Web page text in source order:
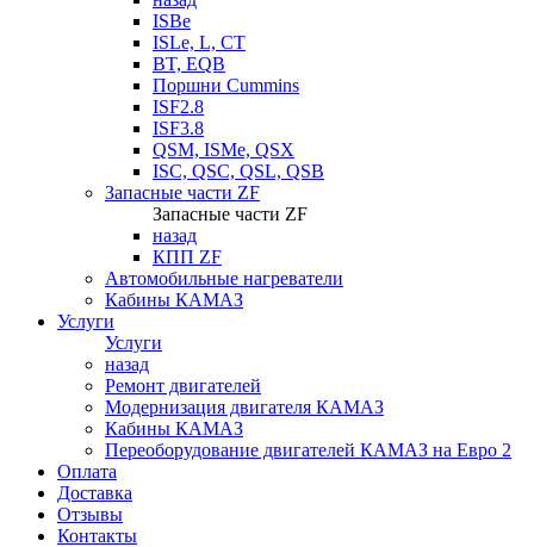
ISBe
ISLe, L, CT
BT, EQB
Поршни Cummins
ISF2.8
ISF3.8
QSM, ISMe, QSX
ISC, QSC, QSL, QSB
Запасные части ZF
Запасные части ZF
назад
КПП ZF
Автомобильные нагреватели
Кабины КАМАЗ
Услуги
Услуги
назад
Ремонт двигателей
Модернизация двигателя КАМАЗ
Кабины КАМАЗ
Переоборудование двигателей КАМАЗ на Евро 2
Оплата
Доставка
Отзывы
Контакты